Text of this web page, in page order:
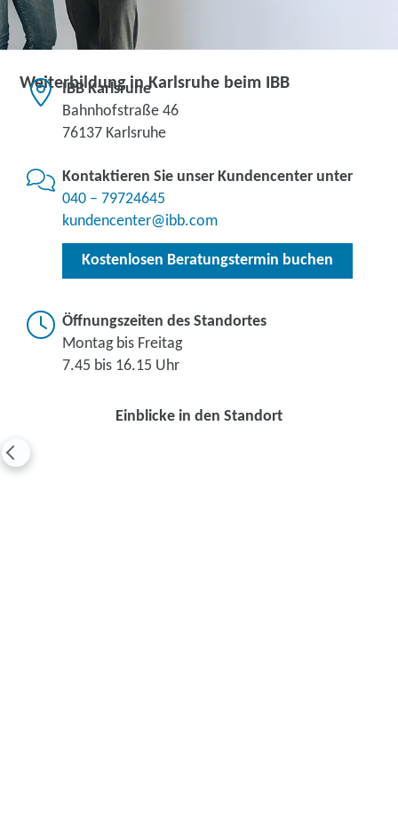
Weiterbildung in Karlsruhe beim IBB
IBB Karlsruhe
Bahnhofstraße 46
76137 Karlsruhe
Kontaktieren Sie unser Kundencenter unter
040 – 79724645
kundencenter@ibb.com
Kostenlosen Beratungstermin buchen
Öffnungszeiten des Standortes
Montag bis Freitag
7.45 bis 16.15 Uhr
Einblicke in den Standort